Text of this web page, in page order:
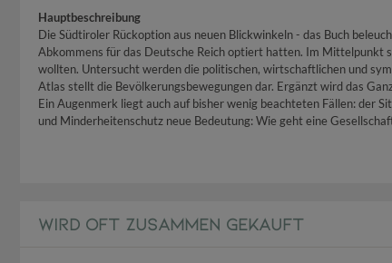
Hauptbeschreibung
Die Südtiroler Rückoption aus neuen Blickwinkeln - das Buch
Abkommens für das Deutsche Reich optiert hatten. Im Mittelpunkt
wollten. Untersucht werden die politischen, wirtschaftlichen und
Atlas stellt die Bevölkerungsbewegungen dar. Ergänzt wird das
Ein Augenmerk liegt auch auf bisher wenig beachteten Fällen: der
und Minderheitenschutz neue Bedeutung: Wie geht eine
WIRD OFT ZUSAMMEN GEKAUFT